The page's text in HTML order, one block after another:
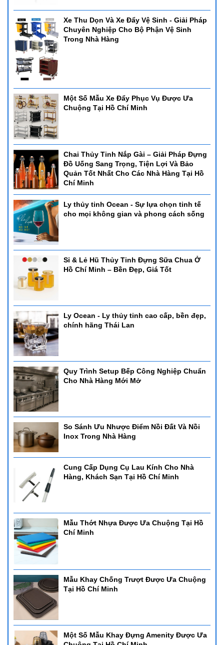
Xe Thu Dọn Và Xe Đẩy Vệ Sinh - Giải Pháp
Chuyên Nghiệp Cho Bộ Phận Vệ Sinh
Trong Nhà Hàng
Một Số Mẫu Xe Đẩy Phục Vụ Được Ưa
Chuộng Tại Hồ Chí Minh
Chai Thủy Tinh Nắp Gài – Giải Pháp Đựng
Đồ Uống Sang Trọng, Tiện Lợi Và Bảo
Quản Tốt Nhất Cho Các Nhà Hàng Tại Hồ
Chí Minh
Ly thủy tinh Ocean - Sự lựa chọn tinh tế
cho mọi không gian và phong cách sống
Sỉ & Lẻ Hũ Thủy Tinh Đựng Sữa Chua Ở
Hồ Chí Minh – Bền Đẹp, Giá Tốt
Ly Ocean - Ly thủy tinh cao cấp, bền đẹp,
chính hãng Thái Lan
Quy Trình Setup Bếp Công Nghiệp Chuẩn
Cho Nhà Hàng Mới Mở
So Sánh Ưu Nhược Điểm Nồi Đất Và Nồi
Inox Trong Nhà Hàng
Cung Cấp Dụng Cụ Lau Kính Cho Nhà
Hàng, Khách Sạn Tại Hồ Chí Minh
Mẫu Thớt Nhựa Được Ưa Chuộng Tại Hồ
Chí Minh
Mẫu Khay Chống Trượt Được Ưa Chuộng
Tại Hồ Chí Minh
Một Số Mẫu Khay Đựng Amenity Được Ưa